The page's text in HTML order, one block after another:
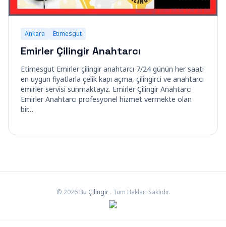
Ankara Etimesgut
Emirler Çilingir Anahtarcı
Etimesgut Emirler çilingir anahtarcı 7/24 günün her saati
en uygun fiyatlarla çelik kapı açma, çilingirci ve anahtarcı
emirler servisi sunmaktayız. Emirler Çilingir Anahtarcı
Emirler Anahtarcı profesyonel hizmet vermekte olan
bir…
© 2026 Bu Çilingir . Tüm Hakları Saklıdır.